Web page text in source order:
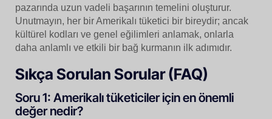
pazarında uzun vadeli başarının temelini oluşturur.
Unutmayın, her bir Amerikalı tüketici bir bireydir; ancak
kültürel kodları ve genel eğilimleri anlamak, onlarla
daha anlamlı ve etkili bir bağ kurmanın ilk adımıdır.
Sıkça Sorulan Sorular (FAQ)
Soru 1: Amerikalı tüketiciler için en önemli
değer nedir?